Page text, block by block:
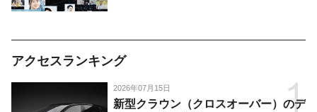
アクセスランキング
2026年07月15日
新型クラウン（クロスオーバー）のデ